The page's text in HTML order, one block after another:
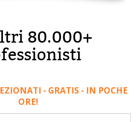
80.000+
- GRATIS - IN POCHE
ORE!